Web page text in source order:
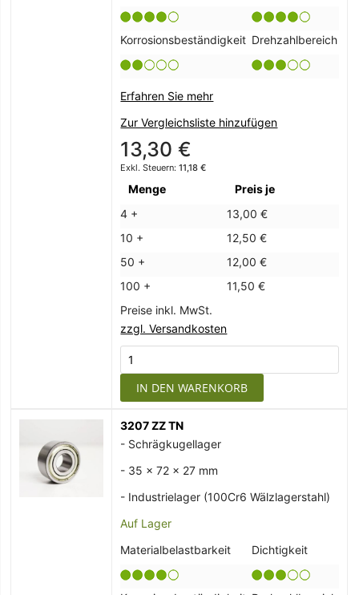
Korrosionsbeständigkeit Drehzahlbereich
Erfahren Sie mehr
Zur Vergleichsliste hinzufügen
13,30 €
11,18 €
Menge
Preis je
4 +
13,00 €
10 +
12,50 €
50 +
12,00 €
100 +
11,50 €
Preise inkl. MwSt.
zzgl. Versandkosten
IN DEN WARENKORB
3207 ZZ TN
- Schrägkugellager
- 35 x 72 x 27 mm
- Industrielager (100Cr6 Wälzlagerstahl)
Auf Lager
Materialbelastbarkeit
Dichtigkeit